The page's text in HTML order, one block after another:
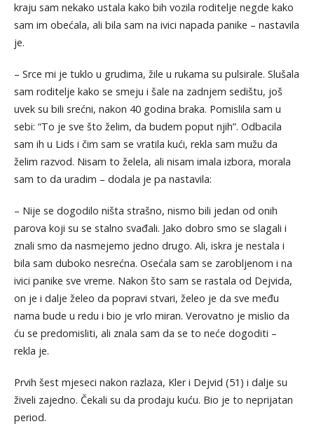
kraju sam nekako ustala kako bih vozila roditelje negde kako
sam im obećala, ali bila sam na ivici napada panike – nastavila
je.
– Srce mi je tuklo u grudima, žile u rukama su pulsirale. Slušala
sam roditelje kako se smeju i šale na zadnjem sedištu, još
uvek su bili srećni, nakon 40 godina braka. Pomislila sam u
sebi: “To je sve što želim, da budem poput njih”. Odbacila
sam ih u Lids i čim sam se vratila kući, rekla sam mužu da
želim razvod. Nisam to želela, ali nisam imala izbora, morala
sam to da uradim – dodala je pa nastavila:
– Nije se dogodilo ništa strašno, nismo bili jedan od onih
parova koji su se stalno svađali. Jako dobro smo se slagali i
znali smo da nasmejemo jedno drugo. Ali, iskra je nestala i
bila sam duboko nesrećna. Osećala sam se zarobljenom i na
ivici panike sve vreme. Nakon što sam se rastala od Dejvida,
on je i dalje želeo da popravi stvari, želeo je da sve među
nama bude u redu i bio je vrlo miran. Verovatno je mislio da
ću se predomisliti, ali znala sam da se to neće dogoditi –
rekla je.
Prvih šest mjeseci nakon razlaza, Kler i Dejvid (51) i dalje su
živeli zajedno. Čekali su da prodaju kuću. Bio je to neprijatan
period.